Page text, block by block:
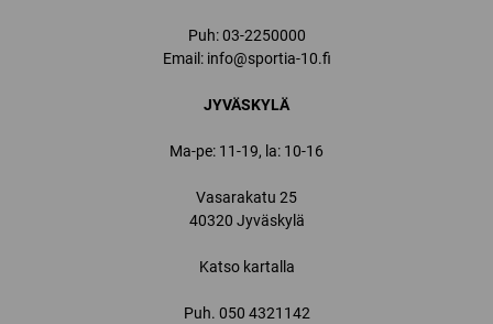
Puh:03-2250000
Email: info@sportia-10.fi
JYVÄSKYLÄ
Ma-pe: 11-19, la: 10-16
Vasarakatu 25
40320 Jyväskylä
Katso kartalla
Puh. 050 4321142